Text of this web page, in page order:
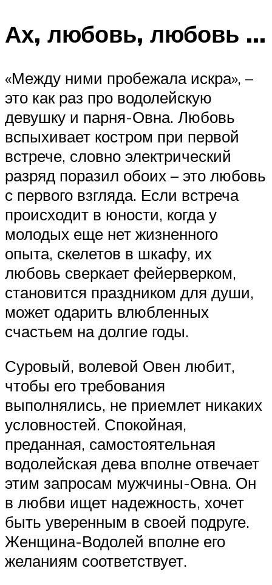
Ах, любовь, любовь …
«Между ними пробежала искра», –
это как раз про водолейскую
девушку и парня-Овна. Любовь
вспыхивает костром при первой
встрече, словно электрический
разряд поразил обоих – это любовь
с первого взгляда. Если встреча
происходит в юности, когда у
молодых еще нет жизненного
опыта, скелетов в шкафу, их
любовь сверкает фейерверком,
становится праздником для души,
может одарить влюбленных
счастьем на долгие годы.
Суровый, волевой Овен любит,
чтобы его требования
выполнялись, не приемлет никаких
условностей. Спокойная,
преданная, самостоятельная
водолейская дева вполне отвечает
этим запросам мужчины-Овна. Он
в любви ищет надежность, хочет
быть уверенным в своей подруге.
Женщина-Водолей вполне его
желаниям соответствует.